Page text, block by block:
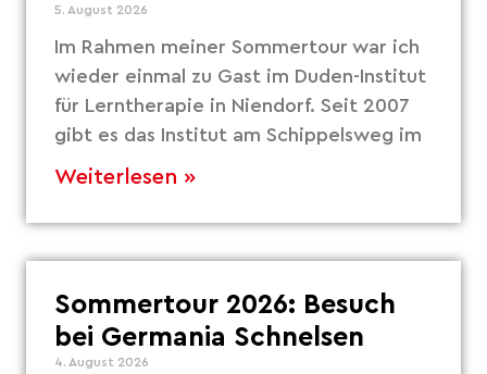
5. August 2026
Im Rahmen meiner Sommertour war ich
wieder einmal zu Gast im Duden-Institut
für Lerntherapie in Niendorf. Seit 2007
gibt es das Institut am Schippelsweg im
Weiterlesen »
Sommertour 2026: Besuch
bei Germania Schnelsen
4. August 2026